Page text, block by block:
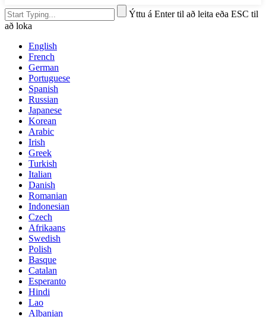
Ýttu á Enter til að leita eða ESC til
að loka
English
French
German
Portuguese
Spanish
Russian
Japanese
Korean
Arabic
Irish
Greek
Turkish
Italian
Danish
Romanian
Indonesian
Czech
Afrikaans
Swedish
Polish
Basque
Catalan
Esperanto
Hindi
Lao
Albanian